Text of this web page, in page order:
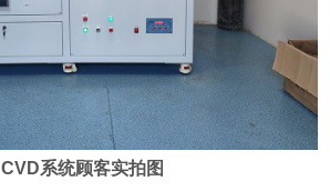
CVD系统顾客实拍图